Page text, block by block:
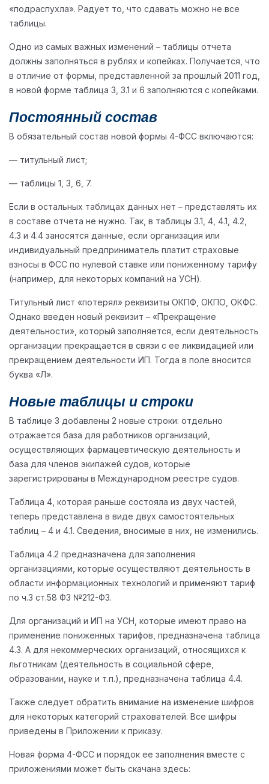
«подраспухла». Радует то, что сдавать можно не все
таблицы.
Одно из самых важных изменений – таблицы отчета
должны заполняться в рублях и копейках. Получается, что
в отличие от формы, представленной за прошлый 2011 год,
в новой форме таблица 3, 3.1 и 6 заполняются с копейками.
Постоянный состав
В обязательный состав новой формы 4-ФСС включаются:
— титульный лист;
— таблицы 1, 3, 6, 7.
Если в остальных таблицах данных нет – представлять их
в составе отчета не нужно. Так, в таблицы 3.1, 4, 4.1, 4.2,
4.3 и 4.4 заносятся данные, если организация или
индивидуальный предприниматель платит страховые
взносы в ФСС по нулевой ставке или пониженному тарифу
(например, для некоторых компаний на УСН).
Титульный лист «потерял» реквизиты ОКПФ, ОКПО, ОКФС.
Однако введен новый реквизит – «Прекращение
деятельности», который заполняется, если деятельность
организации прекращается в связи с ее ликвидацией или
прекращением деятельности ИП. Тогда в поле вносится
буква «Л».
Новые таблицы и строки
В таблице 3 добавлены 2 новые строки: отдельно
отражается база для работников организаций,
осуществляющих фармацевтическую деятельность и
база для членов экипажей судов, которые
зарегистрированы в Международном реестре судов.
Таблица 4, которая раньше состояла из двух частей,
теперь представлена в виде двух самостоятельных
таблиц – 4 и 4.1. Сведения, вносимые в них, не изменились.
Таблица 4.2 предназначена для заполнения
организациями, которые осуществляют деятельность в
области информационных технологий и применяют тариф
по ч.3 ст.58 ФЗ №212-ФЗ.
Для организаций и ИП на УСН, которые имеют право на
применение пониженных тарифов, предназначена таблица
4.3. А для некоммерческих организаций, относящихся к
льготникам (деятельность в социальной сфере,
образовании, науке и т.п.), предназначена таблица 4.4.
Также следует обратить внимание на изменение шифров
для некоторых категорий страхователей. Все шифры
приведены в Приложении к приказу.
Новая форма 4-ФСС и порядок ее заполнения вместе с
приложениями может быть скачана здесь: